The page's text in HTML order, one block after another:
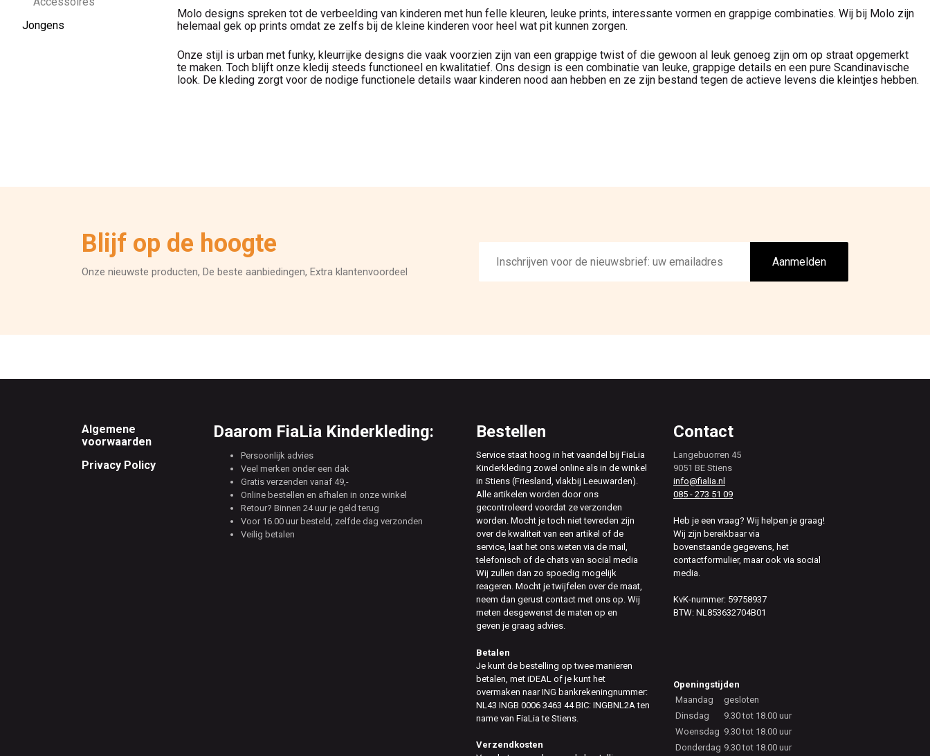
Jongens
Molo designs spreken tot de verbeelding van kinderen met hun felle kleuren, leuke prints, interessante vormen en grappige combinaties. Wij bij Molo zijn
helemaal gek op prints omdat ze zelfs bij de kleine kinderen voor heel wat pit kunnen zorgen.
Onze stijl is urban met funky, kleurrijke designs die vaak voorzien zijn van een grappige twist of die gewoon al leuk genoeg zijn om op straat opgemerkt
te maken. Toch blijft onze kledij steeds functioneel en kwalitatief. Ons design is een combinatie van leuke, grappige details en een pure Scandinavische
look. De kleding zorgt voor de nodige functionele details waar kinderen nood aan hebben en ze zijn bestand tegen de actieve levens die kleintjes hebben.
Blijf op de hoogte
Onze nieuwste producten, De beste aanbiedingen, Extra klantenvoordeel
mailadres
Aanmelden
Footer
Algemene
voorwaarden
Privacy Policy
Daarom FiaLia Kinderkleding:
Persoonlijk advies
Veel merken onder een dak
Gratis verzenden vanaf 49,-
Online bestellen en afhalen in onze winkel
Retour? Binnen 24 uur je geld terug
Voor 16.00 uur besteld, zelfde dag verzonden
Veilig betalen
Bestellen
Service staat hoog in het vaandel bij FiaLia
Kinderkleding zowel online als in de winkel
in Stiens (Friesland, vlakbij Leeuwarden).
Alle artikelen worden door ons
gecontroleerd voordat ze verzonden
worden. Mocht je toch niet tevreden zijn
over de kwaliteit van een artikel of de
service, laat het ons weten via de mail,
telefonisch of de chats van social media
Wij zullen dan zo spoedig mogelijk
reageren. Mocht je twijfelen over de maat,
neem dan gerust contact met ons op. Wij
meten desgewenst de maten op en
geven je graag advies.
Betalen
Je kunt de bestelling op twee manieren
betalen, met iDEAL of je kunt het
overmaken naar ING bankrekeningnummer:
NL43 INGB 0006 3463 44 BIC: INGBNL2A ten
name van FiaLia te Stiens.
Verzendkosten
Contact
Langebuorren 45
9051 BE Stiens
info@fialia.nl
085 - 273 51 09
Heb je een vraag? Wij helpen je graag!
Wij zijn bereikbaar via
bovenstaande gegevens, het
contactformulier, maar ook via social
media.
KvK-nummer: 59758937
BTW: NL853632704B01
Openingstijden
Maandag
gesloten
Dinsdag
9.30 tot 18.00 uur
Woensdag 9.30 tot 18.00 uur
Donderdag 9.30 tot 18.00 uur